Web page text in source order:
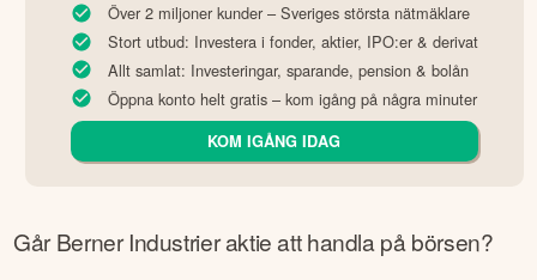
Över 2 miljoner kunder – Sveriges största nätmäklare
Stort utbud: Investera i fonder, aktier, IPO:er & derivat
Allt samlat: Investeringar, sparande, pension & bolån
Öppna konto helt gratis – kom igång på några minuter
KOM IGÅNG IDAG
GårBerner Industrieraktie att handla på börsen?